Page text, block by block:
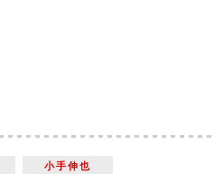
小手伸也